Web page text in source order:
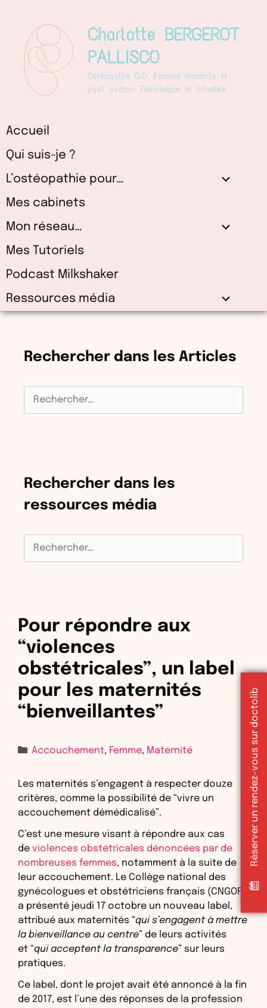
contenu
Charlotte BERGEROT
PALLISCO
Ostéopathe D.O. Femme enceinte et
post partum Pédiatrique et infantile
Accueil
Qui suis-je ?
L’ostéopathie pour…
Mes cabinets
Mon réseau…
Mes Tutoriels
Podcast Milkshaker
Ressources média
Pour répondre aux
“violences
obstétricales”, un label
pour les maternités
“bienveillantes”
Catégories
Accouchement, Femme, Maternité
Les maternités s’engagent à respecter douze
critères, comme la possibilité de “vivre un
accouchement démédicalisé”.
C’est une mesure visant à répondre aux cas
de violences obstétricales dénoncées par de
nombreuses femmes, notamment à la suite de
leur accouchement. Le Collège national des
gynécologues et obstétriciens français (CNGOF)
a présenté jeudi 17 octobre un nouveau label,
attribué aux maternités “qui s’engagent à mettre
la bienveillance au centre” de leurs activités
et “qui acceptent la transparence” sur leurs
pratiques.
Ce label, dont le projet avait été annoncé à la fin
de 2017, est l’une des réponses de la profession
Rechercher dans les Articles
Rechercher :
Rechercher dans les
ressources média
Rechercher :
Réserver un rendez-vous sur doctolib